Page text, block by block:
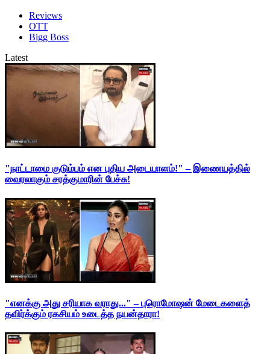
Reviews
OTT
Bigg Boss
Latest
"நாட்டாமை குடும்பம் என புதிய அடையாளம்!" – இணையத்தில்
வைரலாகும் சரத்குமாரின் பேச்சு!
"எனக்கு அது சரியாக வராது..." – புரொமோஷன் மேடைகளைத்
தவிர்க்கும் ரகசியம் உடைத்த நயன்தாரா!